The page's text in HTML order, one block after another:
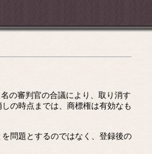
の審判官の合議により、取り消す
の時点までは、商標権は有効なも
問題とするのではなく、登録後の